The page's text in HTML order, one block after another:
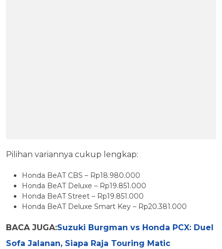
Pilihan variannya cukup lengkap:
Honda BeAT CBS – Rp18.980.000
Honda BeAT Deluxe – Rp19.851.000
Honda BeAT Street – Rp19.851.000
Honda BeAT Deluxe Smart Key – Rp20.381.000
BACA JUGA:Suzuki Burgman vs Honda PCX: Duel
Sofa Jalanan, Siapa Raja Touring Matic